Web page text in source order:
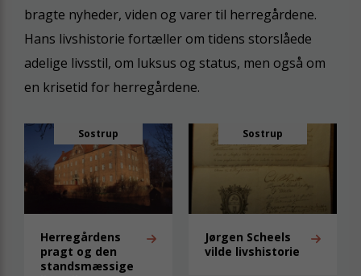
bragte nyheder, viden og varer til herregårdene.
Hans livshistorie fortæller om tidens storslåede
adelige livsstil, om luksus og status, men også om
en krisetid for herregårdene.
Sostrup
Herregårdens
pragt og den
standsmæssige
Sostrup
Jørgen Scheels
vilde livshistorie